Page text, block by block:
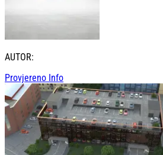
AUTOR:
Provjereno Info